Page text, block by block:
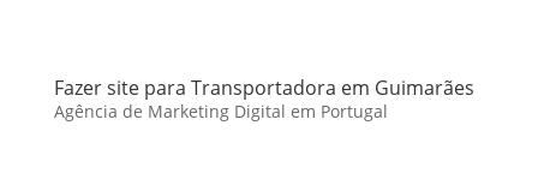
Fazer site para Transportadora em Guimarães
Agência de Marketing Digital em Portugal